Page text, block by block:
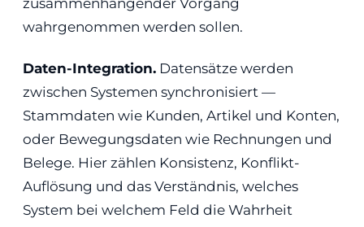
zusammenhängender Vorgang
wahrgenommen werden sollen.
Daten-Integration. Datensätze werden
zwischen Systemen synchronisiert —
Stammdaten wie Kunden, Artikel und Konten,
oder Bewegungsdaten wie Rechnungen und
Belege. Hier zählen Konsistenz, Konflikt-
Auflösung und das Verständnis, welches
System bei welchem Feld die Wahrheit